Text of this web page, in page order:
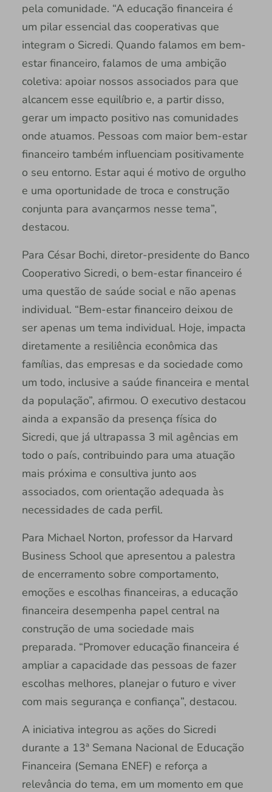
pela comunidade. “A educação financeira é
um pilar essencial das cooperativas que
integram o Sicredi. Quando falamos em bem-
estar financeiro, falamos de uma ambição
coletiva: apoiar nossos associados para que
alcancem esse equilíbrio e, a partir disso,
gerar um impacto positivo nas comunidades
onde atuamos. Pessoas com maior bem-estar
financeiro também influenciam positivamente
o seu entorno. Estar aqui é motivo de orgulho
e uma oportunidade de troca e construção
conjunta para avançarmos nesse tema”,
destacou.
Para César Bochi, diretor-presidente do Banco
Cooperativo Sicredi, o bem-estar financeiro é
uma questão de saúde social e não apenas
individual. “Bem-estar financeiro deixou de
ser apenas um tema individual. Hoje, impacta
diretamente a resiliência econômica das
famílias, das empresas e da sociedade como
um todo, inclusive a saúde financeira e mental
da população”, afirmou. O executivo destacou
ainda a expansão da presença física do
Sicredi, que já ultrapassa 3 mil agências em
todo o país, contribuindo para uma atuação
mais próxima e consultiva junto aos
associados, com orientação adequada às
necessidades de cada perfil.
Para Michael Norton, professor da Harvard
Business School que apresentou a palestra
de encerramento sobre comportamento,
emoções e escolhas financeiras, a educação
financeira desempenha papel central na
construção de uma sociedade mais
preparada. “Promover educação financeira é
ampliar a capacidade das pessoas de fazer
escolhas melhores, planejar o futuro e viver
com mais segurança e confiança”, destacou.
A iniciativa integrou as ações do Sicredi
durante a 13ª Semana Nacional de Educação
Financeira (Semana ENEF) e reforça a
relevância do tema, em um momento em que